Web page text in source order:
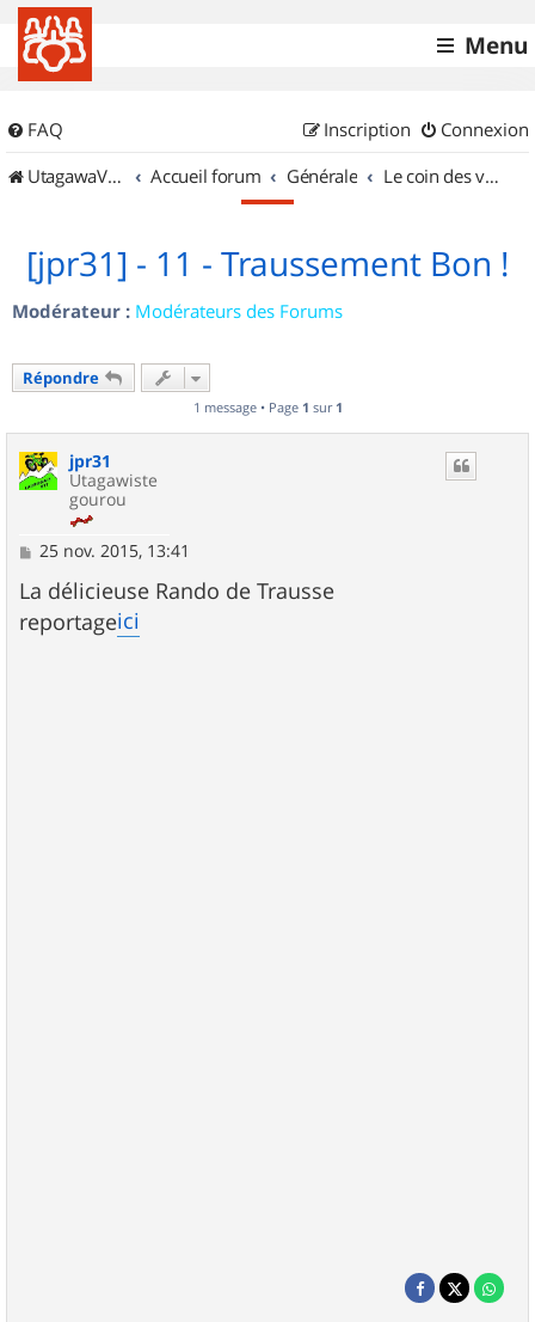
Menu
FAQ Connexion
Inscription
UtagawaVTT (Randos VTT et VTTAE avec traces GPS)
Accueil forum Générale Le coin des vidéastes
[jpr31] - 11 - Traussement Bon !
Modérateur : Modérateurs des Forums
Répondre
1 message • Page 1 sur 1
jpr31
Utagawiste
gourou
M
s
s
a
25 nov. 2015, 13:41
La délicieuse Rando de Trausse
reportageici